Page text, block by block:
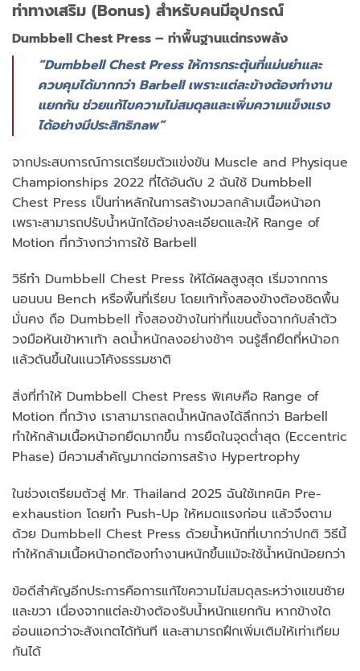
ท่าทางเสริม (Bonus) สำหรับคนมีอุปกรณ์
Dumbbell Chest Press – ท่าพื้นฐานแต่ทรงพลัง
“Dumbbell Chest Press ให้การกระตุ้นที่แม่นยำและ
ควบคุมได้มากกว่า Barbell เพราะแต่ละข้างต้องทำงาน
แยกกัน ช่วยแก้ไขความไม่สมดุลและเพิ่มความแข็งแรง
ได้อย่างมีประสิทธิภaพ”
จากประสบการณ์การเตรียมตัวแข่งขัน Muscle and Physique
Championships 2022 ที่ได้อันดับ 2 ฉันใช้ Dumbbell
Chest Press เป็นท่าหลักในการสร้างมวลกล้ามเนื้อหน้าอก
เพราะสามารถปรับน้ำหนักได้อย่างละเอียดและให้ Range of
Motion ที่กว้างกว่าการใช้ Barbell
วิธีทำ Dumbbell Chest Press ให้ได้ผลสูงสุด เริ่มจากการ
นอนบน Bench หรือพื้นที่เรียบ โดยเท้าทั้งสองข้างต้องชิดพื้น
มั่นคง ถือ Dumbbell ทั้งสองข้างในท่าที่แขนตั้งฉากกับลำตัว
วงมือหันเข้าหาเท้า ลดน้ำหนักลงอย่างช้าๆ จนรู้สึกยืดที่หน้าอก
แล้วดันขึ้นในแนวโค้งธรรมชาติ
สิ่งที่ทำให้ Dumbbell Chest Press พิเศษคือ Range of
Motion ที่กว้าง เราสามารถลดน้ำหนักลงได้ลึกกว่า Barbell
ทำให้กล้ามเนื้อหน้าอกยืดมากขึ้น การยืดในจุดต่ำสุด (Eccentric
Phase) มีความสำคัญมากต่อการสร้าง Hypertrophy
ในช่วงเตรียมตัวสู่ Mr. Thailand 2025 ฉันใช้เทคนิค Pre-
exhaustion โดยทำ Push-Up ให้หมดแรงก่อน แล้วจึงตาม
ด้วย Dumbbell Chest Press ด้วยน้ำหนักที่เบากว่าปกติ วิธีนี้
ทำให้กล้ามเนื้อหน้าอกต้องทำงานหนักขึ้นแม้จะใช้น้ำหนักน้อยกว่า
ข้อดีสำคัญอีกประการคือการแก้ไขความไม่สมดุลระหว่างแขนซ้าย
และขวา เนื่องจากแต่ละข้างต้องรับน้ำหนักแยกกัน หากข้างใด
อ่อนแอกว่าจะสังเกตได้ทันที และสามารถฝึกเพิ่มเติมให้เท่าเทียม
กันได้